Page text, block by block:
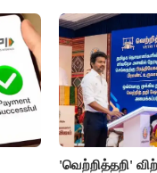
'வெற்றித்தறி'